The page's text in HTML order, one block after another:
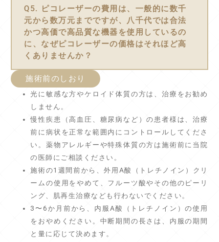
Q5. ピコレーザーの費用は、一般的に数千
元から数万元までですが、八千代では合法
かつ高価で高品質な機器を使用しているの
に、なぜピコレーザーの価格はそれほど高
くありませんか？
施術前のしおり
光に敏感な方やケロイド体質の方は、治療をお勧め
しません。
慢性疾患（高血圧、糖尿病など）の患者様は、治療
前に病状を正常な範囲内にコントロールしてくださ
い。薬物アレルギーや特殊体質の方は施術前に当院
の医師にご相談ください。
施術の1週間前から、外用A酸（トレチノイン）クリ
ームの使用をやめて、フルーツ酸やその他のピーリ
ング、肌再生治療なども行わないでください。
3〜6か月前から、内服A酸（トレチノイン）の使用
をおやめください。中断期間の長さは、内服の期間
と量に応じて決めます。